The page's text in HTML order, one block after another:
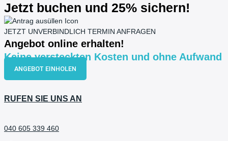
Jetzt buchen und 25% sichern!
JETZT UNVERBINDLICH TERMIN ANFRAGEN
Angebot online erhalten!
Keine versteckten Kosten und ohne Aufwand
ANGEBOT EINHOLEN
RUFEN SIE UNS AN
040 605 339 460